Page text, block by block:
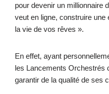
pour devenir un millionnaire
veut en ligne, construire une
la vie de vos rêves ».
En effet, ayant
les Lancements Orchestrés
garantir de la qualité de ses